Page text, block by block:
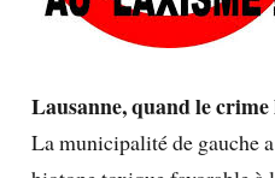
Lausanne, quand le
La municipalité de gauche